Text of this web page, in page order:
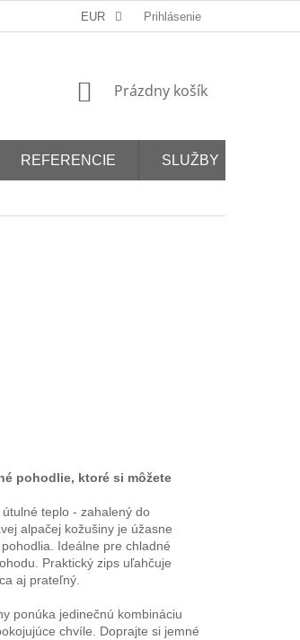
EUR Prihlásenie
NÁKUPNÝ
Prázdny košík
REFERENCIE SLUŽBY
pohodlie, ktoré si môžete
teplo - zahalený do
alpačej kožušiny je úžasne
Ideálne pre chladné
Praktický zips uľahčuje
aj prateľný.
ponúka jedinečnú kombináciu
chvíle. Doprajte si jemné